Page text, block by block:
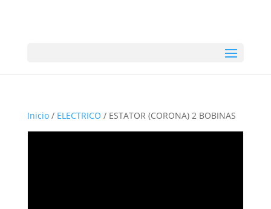
Inicio/ ELECTRICO / ESTATOR (CORONA) 2 BOBINAS